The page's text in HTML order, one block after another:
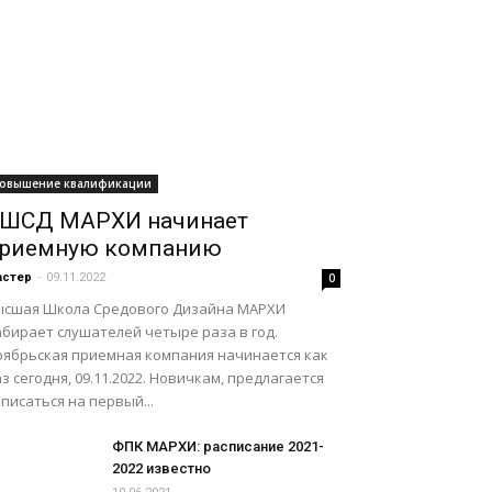
квалификации
МАРХИ начинает
компанию
- 09.11.2022 0
Школа Средового Дизайна МАРХИ
слушателей четыре раза в год.
приемная компания начинается как
сегодня, 09.11.2022. Новичкам, предлагается
на первый...
ФПК МАРХИ: расписание 2021-
2022 известно